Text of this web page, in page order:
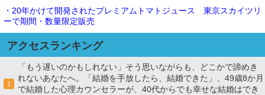
・20年かけて開発されたプレミアムトマトジュース 東京スカイツリ
ーで期間・数量限定販売
アクセスランキング
1
「もう遅いのかもしれない」そう思いながらも、どこかで諦めき
れないあなたへ。「結婚を手放したら、結婚できた」、49歳8か月
で結婚した心理カウンセラーが、40代からでも幸せな結婚はでき